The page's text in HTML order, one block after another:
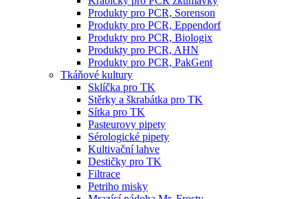
Produkty pro PCR, Sorenson
Produkty pro PCR, Eppendorf
Produkty pro PCR, Biologix
Produkty pro PCR, AHN
Produkty pro PCR, PakGent
Tkáňové kultury
Sklíčka pro TK
Stěrky a škrabátka pro TK
Sítka pro TK
Pasteurovy pipety
Sérologické pipety
Kultivační lahve
Destičky pro TK
Filtrace
Petriho misky